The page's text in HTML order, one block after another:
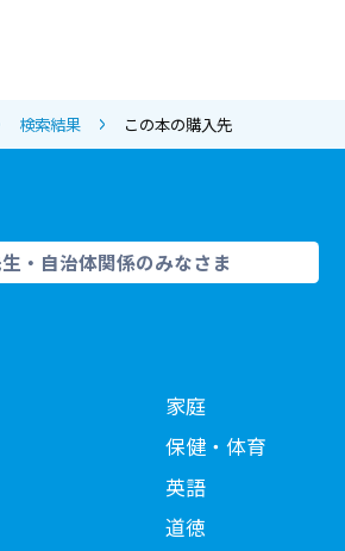
検索結果 この本の購入先
・自治体関係のみなさま
家庭
保健・体育
英語
道徳